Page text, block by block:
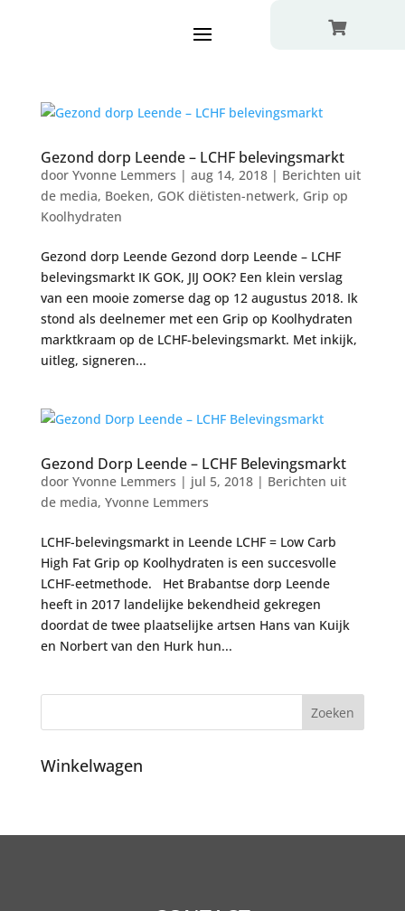

Gezond dorp Leende – LCHF belevingsmarkt
door Yvonne Lemmers | aug 14, 2018| Berichten uit
de media, Boeken, GOK diëtisten-netwerk, Grip op
Koolhydraten
Gezond dorp Leende Gezond dorp Leende – LCHF
belevingsmarkt IK GOK, JIJ OOK? Een klein verslag
van een mooie zomerse dag op 12 augustus 2018. Ik
stond als deelnemer met een Grip op Koolhydraten
marktkraam op de LCHF-belevingsmarkt. Met inkijk,
uitleg, signeren...
Gezond Dorp Leende – LCHF Belevingsmarkt
door Yvonne Lemmers | jul 5, 2018| Berichten uit
de media, Yvonne Lemmers
LCHF-belevingsmarkt in Leende LCHF = Low Carb
High Fat Grip op Koolhydraten is een succesvolle
LCHF-eetmethode. Het Brabantse dorp Leende
heeft in 2017 landelijke bekendheid gekregen
doordat de twee plaatselijke artsen Hans van Kuijk
en Norbert van den Hurk hun...
Winkelwagen